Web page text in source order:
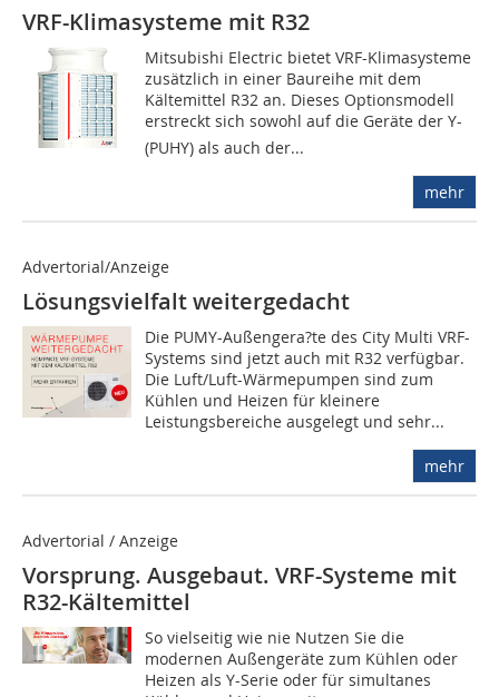
VRF-Klimasysteme mit R32
Mitsubishi Electric bietet VRF-Klimasysteme
zusätzlich in einer Baureihe mit dem
Kältemittel R32 an. Dieses Optionsmodell
erstreckt sich sowohl auf die Geräte der Y-
(PUHY) als auch der...
mehr
Advertorial/Anzeige
Lösungsvielfalt weitergedacht
Die PUMY-Außengera?te des City Multi VRF-
Systems sind jetzt auch mit R32 verfügbar.
Die Luft/Luft-Wärmepumpen sind zum
Kühlen und Heizen für kleinere
Leistungsbereiche ausgelegt und sehr...
mehr
Advertorial / Anzeige
Vorsprung. Ausgebaut. VRF-Systeme mit
R32-Kältemittel
So vielseitig wie nie Nutzen Sie die
modernen Außengeräte zum Kühlen oder
Heizen als Y-Serie oder für simultanes